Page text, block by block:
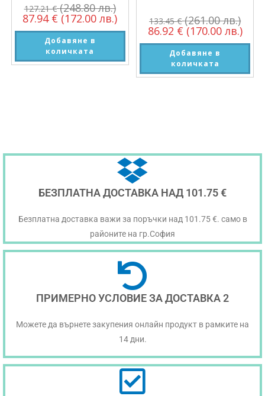
127.21€ (248.80 лв.)
87.94 € (172.00 лв.)
Добавяне в
количката
133.45€ (261.00 лв.)
86.92 € (170.00 лв.)
Добавяне в
количката
БЕЗПЛАТНА ДОСТАВКА НАД 101.75 €
Безплатна доставка важи за поръчки над 101.75 €. само в
районите на гр.София
ПРИМЕРНО УСЛОВИЕ ЗА ДОСТАВКА 2
Можете да върнете закупения онлайн продукт в рамките на
14 дни.